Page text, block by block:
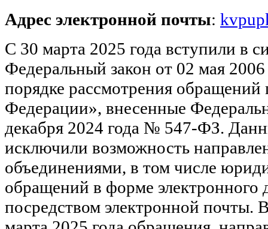
Адрес электронной почты:
С 30 марта 2025 года вступили в
Федеральный закон от 02 мая
порядке рассмотрения обращений
Федерации», внесенные
декабря 2024 года № 547-ФЗ.
исключили возможность
объединениями, в том числе
обращений в форме электронного
посредством электронной почты.